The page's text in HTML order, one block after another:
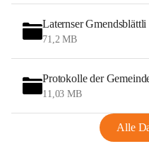
Laternser Gmendsblättli
71,2 MB
Protokolle der
11,03 MB
Alle